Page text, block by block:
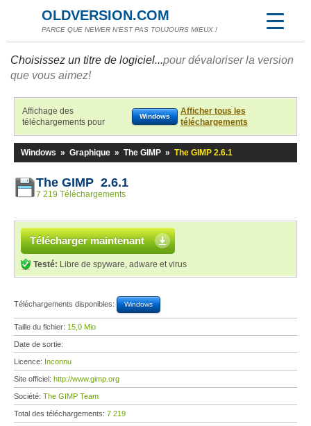
OLDVERSION.COM
PARCE QUE NEWER N'EST PAS TOUJOURS MIEUX !
Choisissez un titre de logiciel...pour dévaloriser la version
que vous aimez!
Affichage des
téléchargements pour
Windows
Afficher tous les
téléchargements
Windows » Graphique » The GIMP » The GIMP 2.6.1
The GIMP 2.6.1
7 219 Téléchargements
Télécharger maintenant
Testé: Libre de spyware, adware et virus
Téléchargements disponibles: Windows
Taille du fichier: 15,0 Mio
Date de sortie:
Licence: Inconnu
Site officiel: http://www.gimp.org
Société: The GIMP Team
Total des téléchargements: 7 219